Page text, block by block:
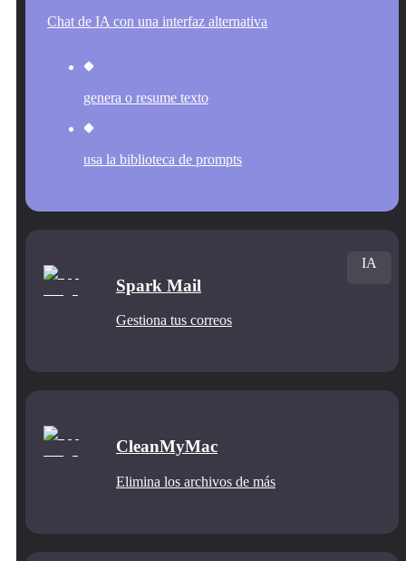
Chat de IA con una interfaz alternativa
genera o resume texto
usa la biblioteca de prompts
Spark Mail
Gestiona tus correos
IA
CleanMyMac
Elimina los archivos de más